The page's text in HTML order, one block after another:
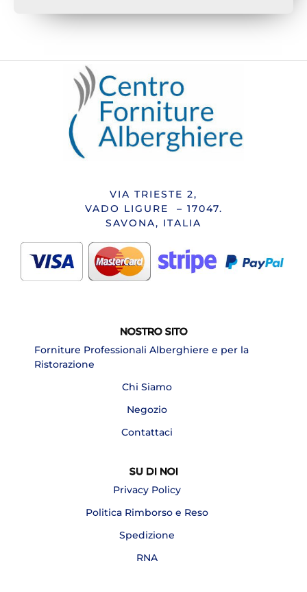
VIA TRIESTE 2,
VADO LIGURE – 17047.
SAVONA, ITALIA
NOSTRO SITO
Forniture Professionali Alberghiere e per la
Ristorazione
Chi Siamo
Negozio
Contattaci
SU DI NOI
Privacy Policy
Politica Rimborso e Reso
Spedizione
RNA